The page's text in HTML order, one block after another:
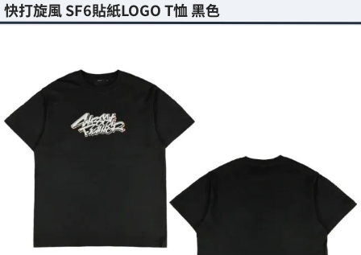
快打旋風 SF6貼紙LOGO T恤 黑色